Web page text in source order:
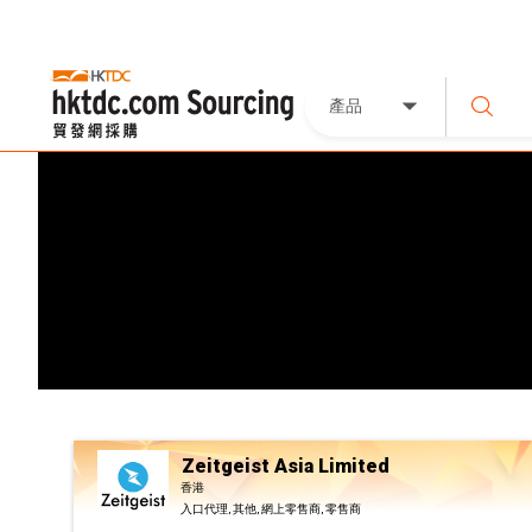
產品
Zeitgeist Asia Limited
香港
入口代理, 其他, 網上零售商, 零售商